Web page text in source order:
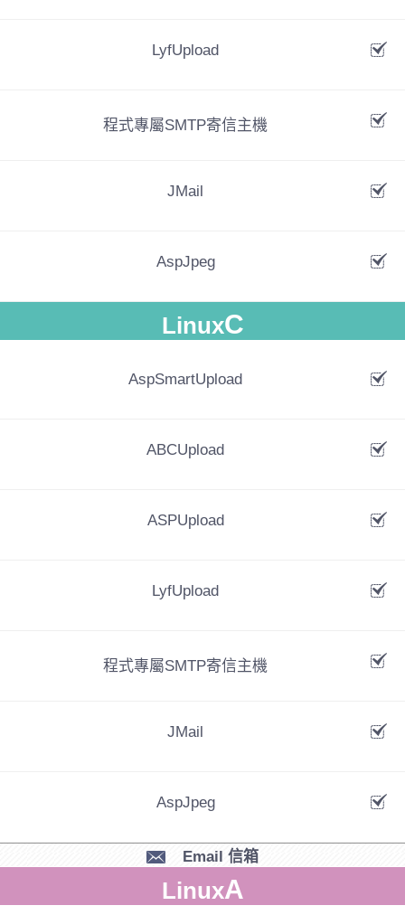
LyfUpload
程式專屬SMTP寄信主機
JMail
AspJpeg
LinuxC
AspSmartUpload
ABCUpload
ASPUpload
LyfUpload
程式專屬SMTP寄信主機
JMail
AspJpeg
Email 信箱
LinuxA